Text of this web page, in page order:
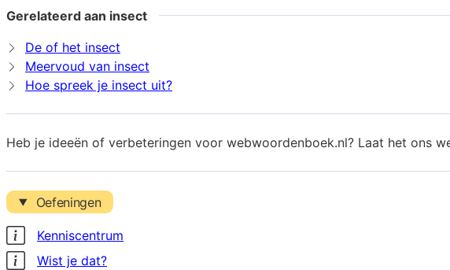
Gerelateerd aan insect
De of het insect
Meervoud van insect
Hoe spreek je insect uit?
Heb je ideeën of verbeteringen voor webwoordenboek.nl? Laat het ons
Oefeningen
Kenniscentrum
Wist je dat?